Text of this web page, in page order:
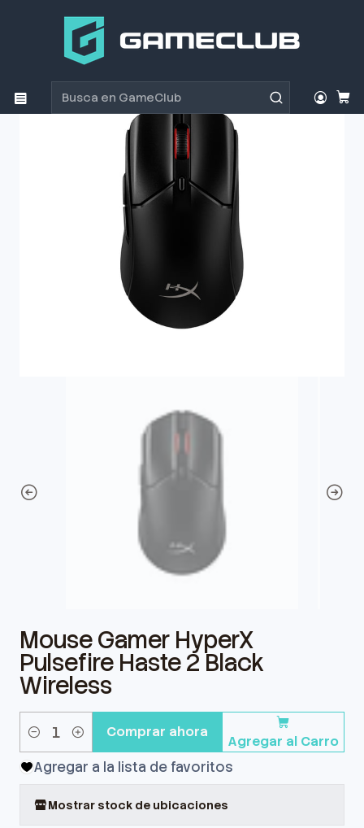
Productos
Mouse Gamer HyperX Pulsefire Haste 2 Black Wireless
Mouse Gamer HyperX
Pulsefire Haste 2 Black
Wireless
Cantidad Agregar al Carro
Comprar ahora
Agregar a la lista de favoritos
Mostrar stock de ubicaciones